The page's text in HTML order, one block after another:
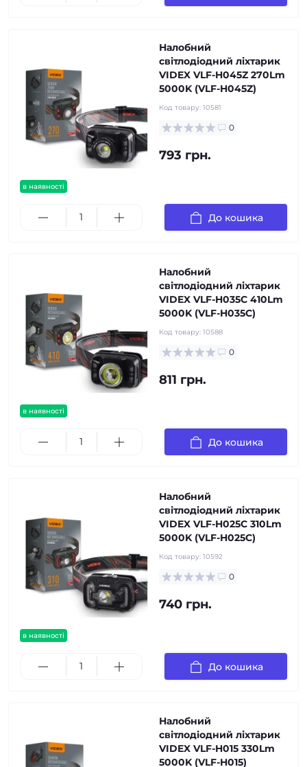
в наявності
Налобний
світлодіодний ліхтарик
VIDEX VLF-H045Z 270Lm
5000K (VLF-H045Z)
Код товару: 10581
0
793 грн.
До кошика
в наявності
Налобний
світлодіодний ліхтарик
VIDEX VLF-H035C 410Lm
5000K (VLF-H035C)
Код товару: 10588
0
811 грн.
До кошика
в наявності
Налобний
світлодіодний ліхтарик
VIDEX VLF-H025C 310Lm
5000K (VLF-H025C)
Код товару: 10592
0
740 грн.
До кошика
Налобний
світлодіодний ліхтарик
VIDEX VLF-H015 330Lm
5000K (VLF-H015)